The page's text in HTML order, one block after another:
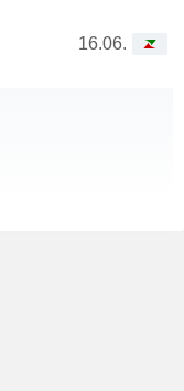
16.06.